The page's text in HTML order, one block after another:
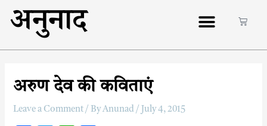
अनुनाद
अरुण देव की कविताएं
Leave a Comment / ByAnunad/ July 4, 2015